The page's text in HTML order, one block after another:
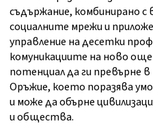
съдържание, комбинирано
социалните мрежи и
управление на десетки
комуникациите на ново
потенциал да ги превърне
Оръжие, което поразява
и може да обърне
и общества.